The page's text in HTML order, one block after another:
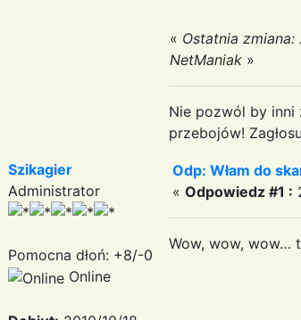
« Ostatnia
NetManiak »
Nie pozwól by inni
przebojów!
Szikagier
Administrator
Pomocna dłoń: +8/-0
Online
Odp: Włam do
« Odpowiedz #1 :
Wow, wow, wow…